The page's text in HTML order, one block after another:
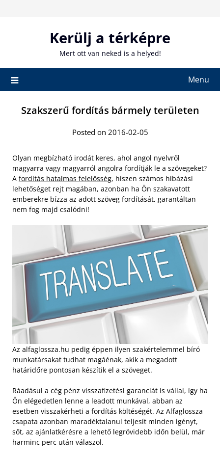
Kerülj a térképre
Mert ott van neked is a helyed!
Menu
Szakszerű fordítás bármely területen
Posted on 2016-02-05
Olyan megbízható irodát keres, ahol angol nyelvről
magyarra vagy magyarról angolra fordítják le a szövegeket?
A fordítás hatalmas felelősség, hiszen számos hibázási
lehetőséget rejt magában, azonban ha Ön szakavatott
emberekre bízza az adott szöveg fordítását, garantáltan
nem fog majd csalódni!
Az alfaglossza.hu pedig éppen ilyen szakértelemmel bíró
munkatársakat tudhat magáénak, akik a megadott
határidőre pontosan készítik el a szöveget.
Ráadásul a cég pénz visszafizetési garanciát is vállal, így ha
Ön elégedetlen lenne a leadott munkával, abban az
esetben visszakérheti a fordítás költéségét. Az Alfaglossza
csapata azonban maradéktalanul teljesít minden igényt,
sőt, az ajánlatkérésre a lehető legrövidebb időn belül, már
harminc perc után válaszol.